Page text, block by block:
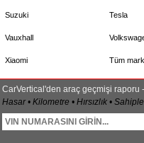
Suzuki Tesla
Vauxhall
Xiaomi Tüm
CarVertical'den araç geçmişi raporu
Hasar • Kilometre • Hırsızlık •